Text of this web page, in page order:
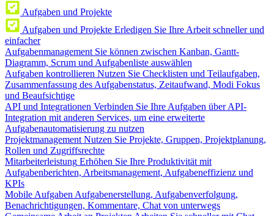
Aufgaben und Projekte
Aufgaben und Projekte Erledigen Sie Ihre Arbeit schneller und
einfacher
Aufgabenmanagement Sie können zwischen Kanban, Gantt-
Diagramm, Scrum und Aufgabenliste auswählen
Aufgaben kontrollieren Nutzen Sie Checklisten und Teilaufgaben,
Zusammenfassung des Aufgabenstatus, Zeitaufwand, Modi Fokus
und Beaufsichtige
API und Integrationen Verbinden Sie Ihre Aufgaben über API-
Integration mit anderen Services, um eine erweiterte
Aufgabenautomatisierung zu nutzen
Projektmanagement Nutzen Sie Projekte, Gruppen, Projektplanung,
Rollen und Zugriffsrechte
Mitarbeiterleistung Erhöhen Sie Ihre Produktivität mit
Aufgabenberichten, Arbeitsmanagement, Aufgabeneffizienz und
KPIs
Mobile Aufgaben Aufgabenerstellung, Aufgabenverfolgung,
Benachrichtigungen, Kommentare, Chat von unterwegs